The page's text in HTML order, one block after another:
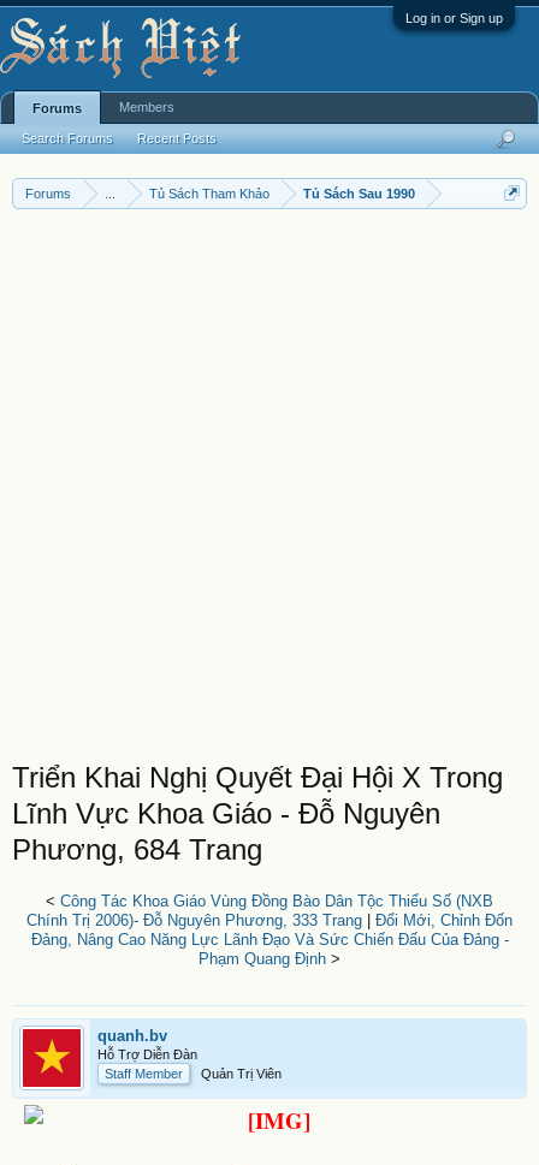
Log in or Sign up
Forums Tủ Sách Tham Khảo Tủ Sách Sau 1990
Triển Khai Nghị Quyết Đại Hội X Trong
Lĩnh Vực Khoa Giáo - Đỗ Nguyên
Phương, 684 Trang
< Công Tác Khoa Giáo Vùng Đồng Bào Dân Tộc Thiểu Số (NXB
Chính Trị 2006)- Đỗ Nguyên Phương, 333 Trang
Đổi Mới, Chỉnh Đốn
Đảng, Nâng Cao Năng Lực Lãnh Đạo Và Sức Chiến Đấu Của Đảng -
Phạm Quang Định >
quanh.bv
Hỗ Trợ Diễn Đàn
Staff Member
Quản Trị Viên
Forums
Search Forums Recent Posts
Members